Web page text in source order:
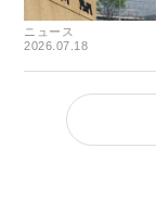
ニュース
2026.07.18